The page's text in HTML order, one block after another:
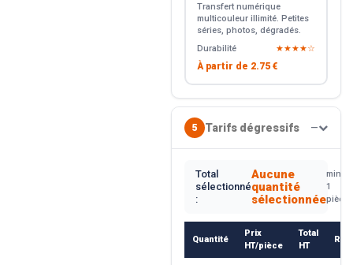
Transfert numérique
multicouleur illimité. Petites
séries, photos, dégradés.
Durabilité
★★★★☆
À partir de 2.75 €
5 Tarifs dégressifs —
Total
sélectionné
:
Aucune
quantité
sélectionnée
min.
1
pièce
Quantité
Prix
HT/pièce
Total
HT